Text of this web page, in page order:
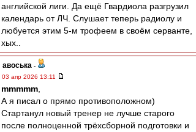
английской лиги. Да ещё Гвардиола разгрузил
календарь от ЛЧ. Слушает теперь радиолу и
любуется этим 5-м трофеем в своём серванте,
хых..
авоська -
03 апр 2026 13:11
mmmmm
А я писал о прямо противоположном)
Стартанул новый тренер не лучше старого
после полноценной трёхсборной подготовки и